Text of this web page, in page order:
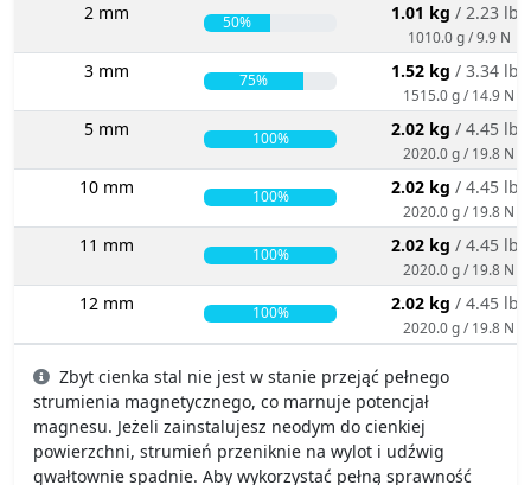
2 mm 50% 1.01 kg / 2.23 lbs
1010.0 g / 9.9 N
3 mm 75% 1.52 kg / 3.34 lbs
1515.0 g / 14.9 N
5 mm 100% 2.02 kg / 4.45 lbs
2020.0 g / 19.8 N
10 mm 100% 2.02 kg / 4.45 lbs
2020.0 g / 19.8 N
11 mm 100% 2.02 kg / 4.45 lbs
2020.0 g / 19.8 N
12 mm 100% 2.02 kg / 4.45 lbs
2020.0 g / 19.8 N
Zbyt cienka stal nie jest w stanie przejąć pełnego
strumienia magnetycznego, co marnuje potencjał
magnesu. Jeżeli zainstalujesz neodym do cienkiej
powierzchni, strumień przeniknie na wylot i udźwig
gwałtownie spadnie. Aby wykorzystać pełną sprawność